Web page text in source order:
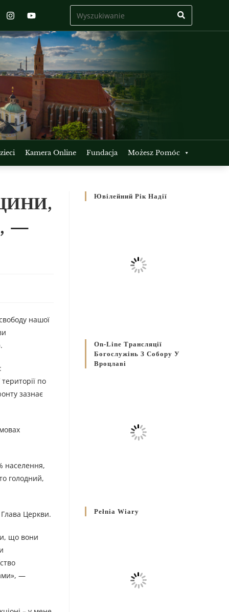
Kamera Online Fundacja Możesz Pomóc
—
нашої
по
зазнає
населення,
голодний,
Церкви.
що вони
—
Ювілейний Рік Надії
On-Line Трансляції
Богослужінь З Собору У
Вроцлаві
Pełnia Wiary